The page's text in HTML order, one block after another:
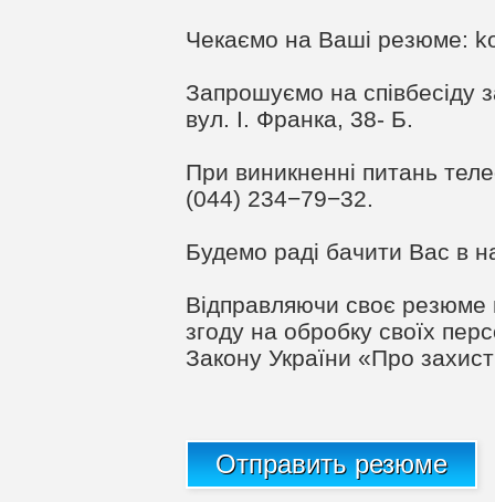
Чекаємо на Ваші резюме:
Запрошуємо на співбесіду
вул. І. Франка, 38- Б.
При виникненні питань
(044) 234−79−32.
Будемо раді бачити Вас в
Відправляючи своє резюме
згоду на обробку своїх
Закону України «Про
Отправить резюме